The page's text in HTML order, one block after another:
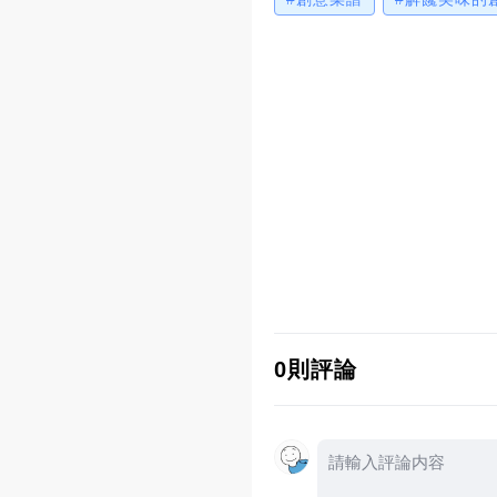
這個視訊里的做法步驟
0則評論